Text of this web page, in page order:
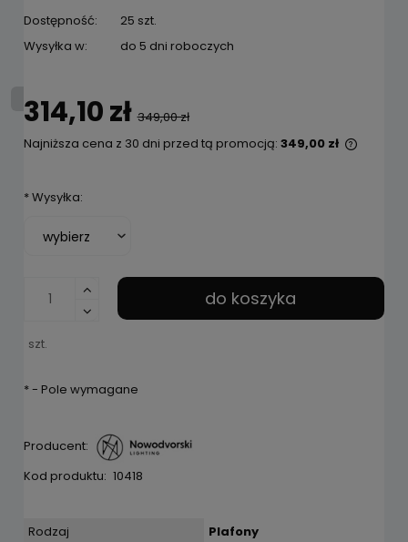
Dostępność:
25 szt.
Wysyłka w:
do 5 dni roboczych
314,10 zł 349,00 zł
Najniższa cena z 30 dni przed tą promocją: 349,00 zł
*Wysyłka:
szt.
do koszyka
*- Pole wymagane
Producent:
Kod produktu: 10418
Rodzaj
Plafony